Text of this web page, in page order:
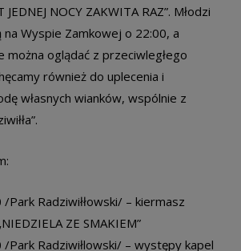
NOCY ZAKWITA RAZ”. Młodzi
Wyspie Zamkowej o 22:00, a
można oglądać z przeciwległego
również do uplecenia i
własnych wianków, wspólnie z
Park Radziwiłłowski/ – kiermasz
ZE SMAKIEM”
/Park Radziwiłlowski/ – występy kapel